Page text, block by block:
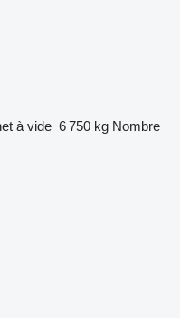
à vide 6 750 kg Nombre